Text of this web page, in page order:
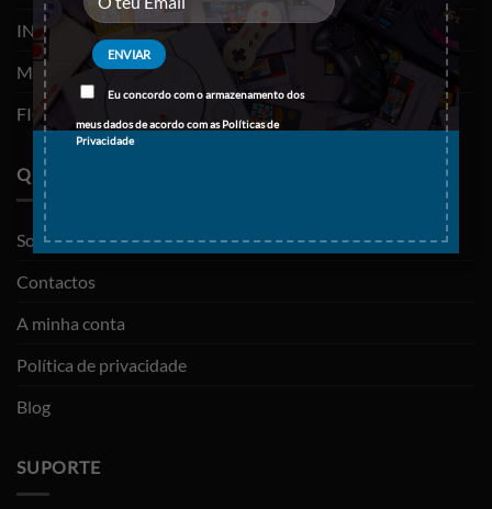
Eu concordo com o armazenamento dos
meus dados de acordo com asPolíticas de
Privacidade
INFORMÁTICA
MOBILIDADE
FIGURAS FUNKO POP
QUEM SOMOS
Sobre nós
Contactos
A minha conta
Política de privacidade
Blog
SUPORTE